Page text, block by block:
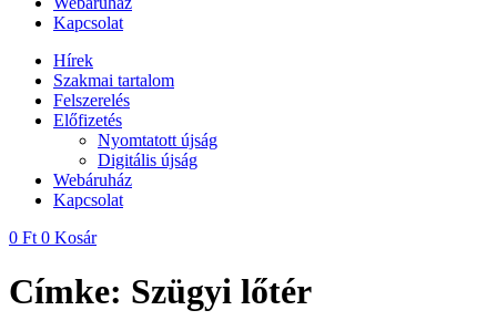
Kapcsolat
Hírek
Szakmai tartalom
Felszerelés
Előfizetés
Nyomtatott újság
Digitális újság
Webáruház
Kapcsolat
0 Ft 0 Kosár
Címke: Szügyi lőtér